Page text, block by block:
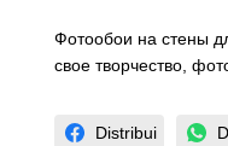
Фотообои на стены
свое творчество,
Distribui